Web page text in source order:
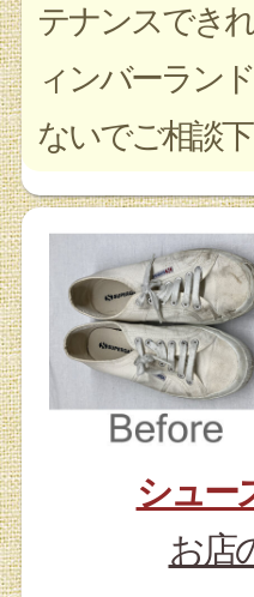
テナンスでき
ィンバーラン
ないでご相談下
シュ
お店